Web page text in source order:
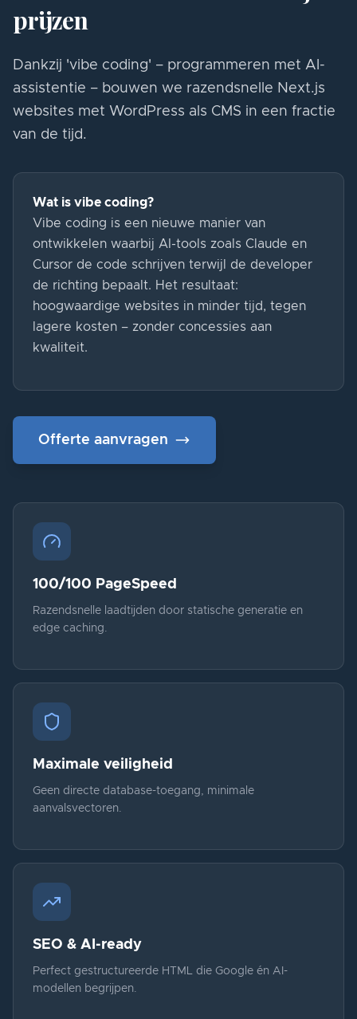
prijzen
Dankzij 'vibe coding' – programmeren met AI-
assistentie – bouwen we razendsnelle Next.js
websites met WordPress als CMS in een fractie
van de tijd.
Wat is vibe coding?
Vibe coding is een nieuwe manier van
ontwikkelen waarbij AI-tools zoals Claude en
Cursor de code schrijven terwijl de developer
de richting bepaalt. Het resultaat:
hoogwaardige websites in minder tijd, tegen
lagere kosten – zonder concessies aan
kwaliteit.
Offerte aanvragen
100/100 PageSpeed
Razendsnelle laadtijden door statische generatie en
edge caching.
Maximale veiligheid
Geen directe database-toegang, minimale
aanvalsvectoren.
SEO & AI-ready
Perfect gestructureerde HTML die Google én AI-
modellen begrijpen.